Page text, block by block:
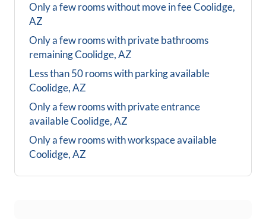
Only a few rooms without move in feeCoolidge,
AZ
Only a few rooms with private bathrooms
remainingCoolidge, AZ
Less than 50 rooms with parking available
Coolidge, AZ
Only a few rooms with private entrance
availableCoolidge, AZ
Only a few rooms with workspace available
Coolidge, AZ